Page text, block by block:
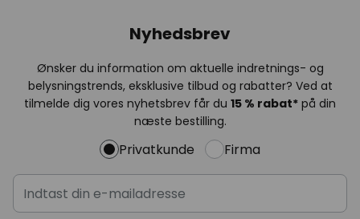
Nyhedsbrev
Ønsker du information om aktuelle indretnings- og
belysningstrends, eksklusive tilbud og rabatter? Ved at
tilmelde dig vores nyhetsbrev får du 15 % rabat* på din
næste bestilling.
Privatkunde Firma